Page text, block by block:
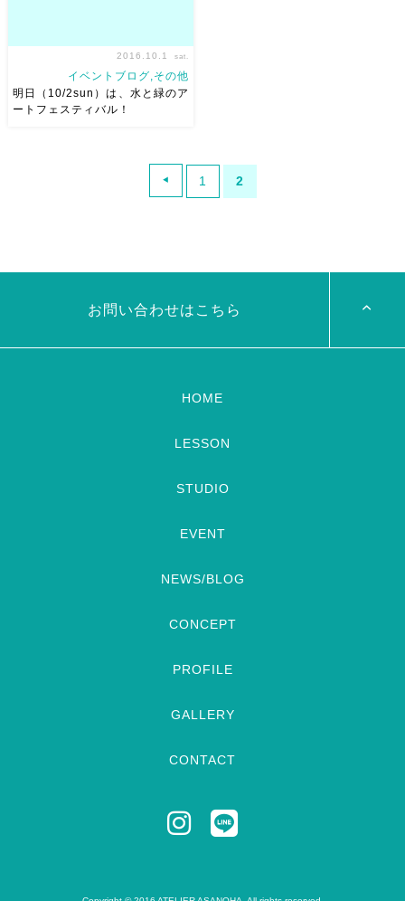
アートフェスティバルです！
なんと！天気予報は晴れまたは
2016.10.1 sat.
イベントブログ,その他
明日（10/2sun）は、水と緑のア
ートフェスティバル！
1 2
お問い合わせはこちら
HOME
LESSON
STUDIO
EVENT
NEWS/BLOG
CONCEPT
PROFILE
GALLERY
CONTACT